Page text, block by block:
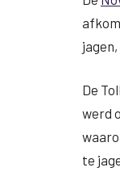
De
werd
te